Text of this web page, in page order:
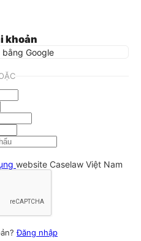
khoản
Google
website Caselaw Việt Nam
Đăng nhập